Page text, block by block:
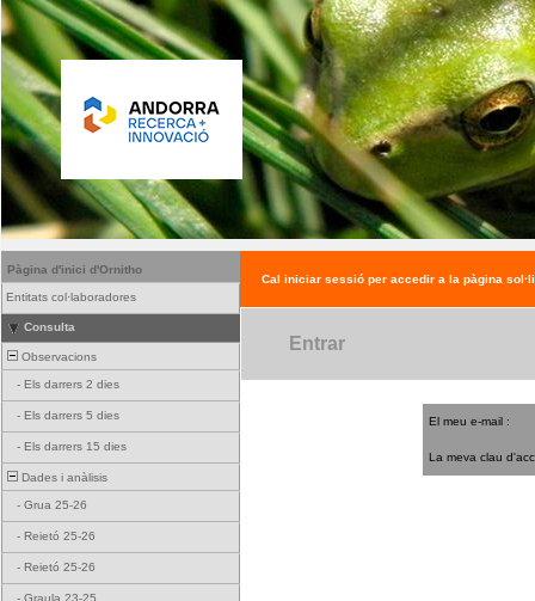
Pàgina d'inici d'Ornitho
Entitats col·laboradores
Consulta
Observacions
- Els darrers 2 dies
- Els darrers 5 dies
- Els darrers 15 dies
Dades i anàlisis
- Grua 25-26
- Reietó 25-26
- Reietó 25-26
- Graula 23-25
Cal iniciar sessió per accedir a la pàgina
Entrar
El meu e-mail :
La meva clau